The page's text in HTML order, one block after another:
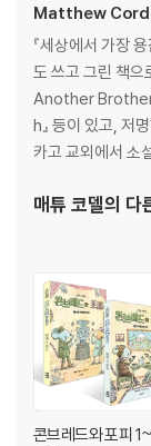
Matthew
『세상에서 가장
도 쓰고 그린 책으
Another Brother
h』 등이 있고, 저
카고 교외에서 소
매튜 코델의 다
콘브레드와 포피